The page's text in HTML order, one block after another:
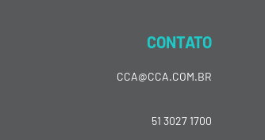
CONTATO
CCA@CCA.COM.BR
51 3027 1700